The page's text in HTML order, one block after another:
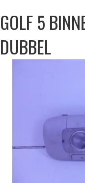
GOLF 5
DUBBEL